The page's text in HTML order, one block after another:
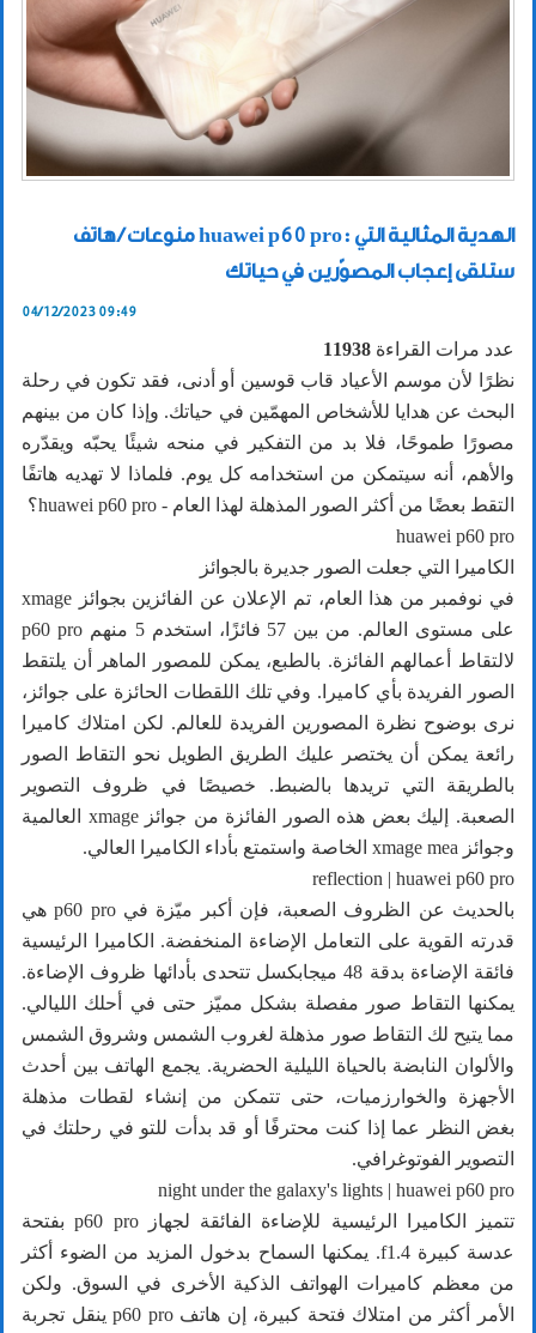
منوعات / هاتف huawei p60 pro: الهدية المثالية التي
ستلقى إعجاب المصوّرين في حياتك
04/12/2023 09:49
عدد مرات القراءة 11938
نظرًا لأن موسم الأعياد قاب قوسين أو أدنى، فقد تكون في رحلة
البحث عن هدايا للأشخاص المهمّين في حياتك. وإذا كان من بينهم
مصورًا طموحًا، فلا بد من التفكير في منحه شيئًا يحبّه ويقدّره
والأهم، أنه سيتمكن من استخدامه كل يوم. فلماذا لا تهديه هاتفًا
التقط بعضًا من أكثر الصور المذهلة لهذا العام - huawei p60 pro؟
huawei p60 pro
الكاميرا التي جعلت الصور جديرة بالجوائز
في نوفمبر من هذا العام، تم الإعلان عن الفائزين بجوائز xmage
على مستوى العالم. من بين 57 فائزًا، استخدم 5 منهم p60 pro
لالتقاط أعمالهم الفائزة. بالطبع، يمكن للمصور الماهر أن يلتقط
الصور الفريدة بأي كاميرا. وفي تلك اللقطات الحائزة على جوائز،
نرى بوضوح نظرة المصورين الفريدة للعالم. لكن امتلاك كاميرا
رائعة يمكن أن يختصر عليك الطريق الطويل نحو التقاط الصور
بالطريقة التي تريدها بالضبط. خصيصًا في ظروف التصوير
الصعبة. إليك بعض هذه الصور الفائزة من جوائز xmage العالمية
وجوائز xmage mea الخاصة واستمتع بأداء الكاميرا العالي.
reflection | huawei p60 pro
بالحديث عن الظروف الصعبة، فإن أكبر ميّزة في p60 pro هي
قدرته القوية على التعامل الإضاءة المنخفضة. الكاميرا الرئيسية
فائقة الإضاءة بدقة 48 ميجابكسل تتحدى بأدائها ظروف الإضاءة.
يمكنها التقاط صور مفصلة بشكل مميّز حتى في أحلك الليالي.
مما يتيح لك التقاط صور مذهلة لغروب الشمس وشروق الشمس
والألوان النابضة بالحياة الليلية الحضرية. يجمع الهاتف بين أحدث
الأجهزة والخوارزميات، حتى تتمكن من إنشاء لقطات مذهلة
بغض النظر عما إذا كنت محترفًا أو قد بدأت للتو في رحلتك في
التصوير الفوتوغرافي.
night under the galaxy's lights | huawei p60 pro
تتميز الكاميرا الرئيسية للإضاءة الفائقة لجهاز p60 pro بفتحة
عدسة كبيرة f1.4. يمكنها السماح بدخول المزيد من الضوء أكثر
من معظم كاميرات الهواتف الذكية الأخرى في السوق. ولكن
الأمر أكثر من امتلاك فتحة كبيرة، إن هاتف p60 pro ينقل تجربة